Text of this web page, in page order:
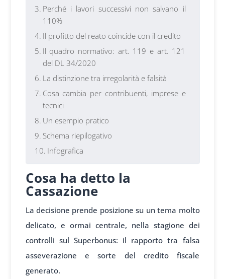
Perché i lavori successivi non salvano il
110%
Il profitto del reato coincide con il credito
Il quadro normativo: art. 119 e art. 121
del DL 34/2020
La distinzione tra irregolarità e falsità
Cosa cambia per contribuenti, imprese e
tecnici
Un esempio pratico
Schema riepilogativo
Infografica
Cosa ha detto la
Cassazione
La decisione prende posizione su un tema molto
delicato, e ormai centrale, nella stagione dei
controlli sul Superbonus: il rapporto tra falsa
asseverazione e sorte del credito fiscale
generato.